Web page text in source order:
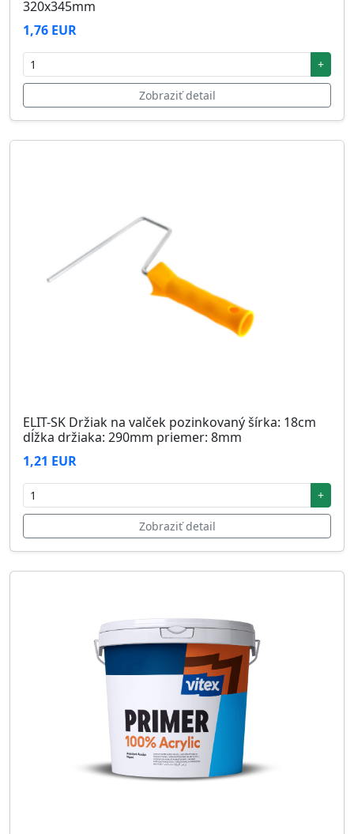
320x345mm
1,76 EUR
+
Zobraziť detail
ELIT-SK Držiak na valček pozinkovaný šírka: 18cm
dĺžka držiaka: 290mm priemer: 8mm
1,21 EUR
+
Zobraziť detail